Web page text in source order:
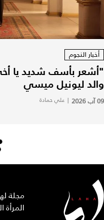
أخبار النجوم
"أشعر بأسف شديد يا
والد ليونيل ميسي
09 آب 2026 | علي حمادة
مجلة